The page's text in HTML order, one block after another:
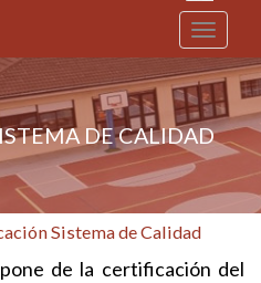
DE CALIDAD
Sistema de Calidad
de la certificación del